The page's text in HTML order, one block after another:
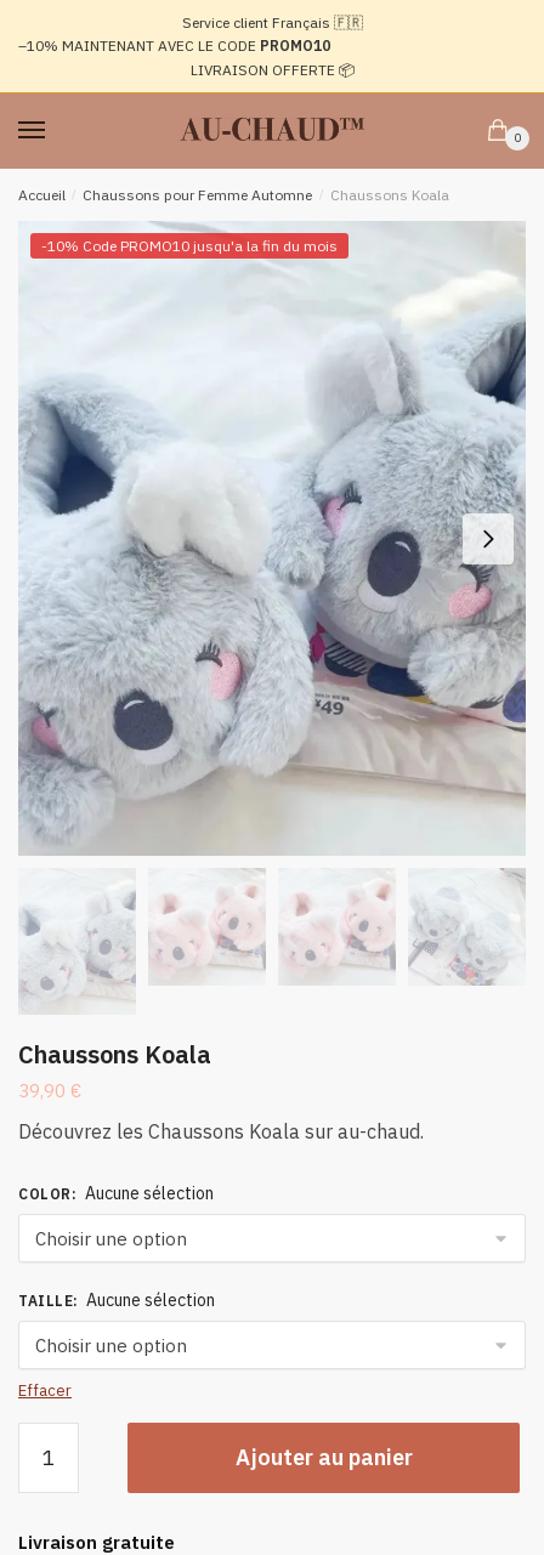
navigation
Service client Français 🇫🇷
–10% MAINTENANT AVEC LE CODE PROMO10
LIVRAISON OFFERTE 📦
0
Accueil / Chaussons pour Femme Automne / Chaussons Koala
-10% Code PROMO10 jusqu'a la fin du mois
Chaussons Koala
39,90 €
Découvrez les Chaussons Koala sur au-chaud.
COLOR : Aucune sélection
TAILLE: Aucune sélection
Effacer
Chaussons
Ajouter au panier
Livraison gratuite